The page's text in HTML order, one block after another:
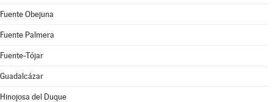
Fuente Obejuna
Fuente Palmera
Fuente-Tójar
Guadalcázar
Hinojosa del Duque